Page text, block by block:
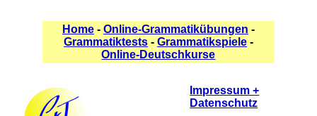
Home- Online-Grammatikübungen -
Grammatiktests- Grammatikspiele-
Online-Deutschkurse
Impressum +
Datenschutz